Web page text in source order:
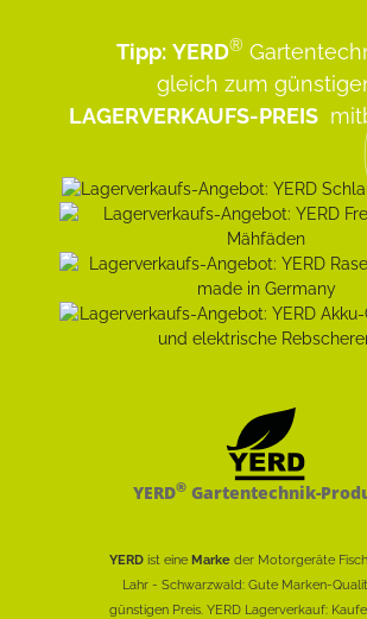
Tipp: YERD®
gleich zum
LAGERVERKAUFS-PREIS
YERD®Gartentechnik-
YERD ist eine Marke der Motorgeräte
Lahr - Schwarzwald: Gute Marken-
günstigen Preis. YERD Lagerverkauf: